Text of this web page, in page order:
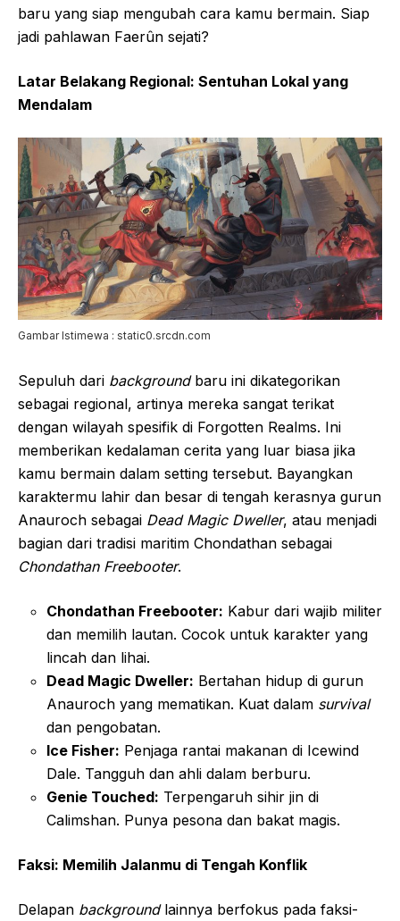
baru yang siap mengubah cara kamu bermain. Siap
jadi pahlawan Faerûn sejati?
Latar Belakang Regional: Sentuhan Lokal yang
Mendalam
Gambar Istimewa : static0.srcdn.com
Sepuluh dari backgroundbaru ini dikategorikan
sebagai regional, artinya mereka sangat terikat
dengan wilayah spesifik di Forgotten Realms. Ini
memberikan kedalaman cerita yang luar biasa jika
kamu bermain dalam setting tersebut. Bayangkan
karaktermu lahir dan besar di tengah kerasnya gurun
Anauroch sebagai Dead Magic Dweller, atau menjadi
bagian dari tradisi maritim Chondathan sebagai
Chondathan Freebooter.
Chondathan Freebooter: Kabur dari wajib militer
dan memilih lautan. Cocok untuk karakter yang
lincah dan lihai.
Dead Magic Dweller: Bertahan hidup di gurun
Anauroch yang mematikan. Kuat dalam survival
dan pengobatan.
Ice Fisher: Penjaga rantai makanan di Icewind
Dale. Tangguh dan ahli dalam berburu.
Genie Touched: Terpengaruh sihir jin di
Calimshan. Punya pesona dan bakat magis.
Faksi: Memilih Jalanmu di Tengah Konflik
Delapan backgroundlainnya berfokus pada faksi-